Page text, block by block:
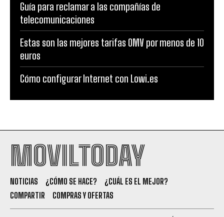
Guía para reclamar a las compañías de
telecomunicaciones
Estas son las mejores tarifas OMV por menos de 10
euros
Cómo configurar Internet con Lowi.es
MOVILTODAY
NOTICIAS ¿CÓMO SE HACE?
¿CUÁL ES EL MEJOR?
COMPARTIR
COMPRAS Y OFERTAS